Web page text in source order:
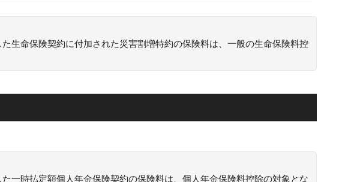
た生命保険契約に付加された災害割増特約の保険料は、一般の生命保険料控
た一時払定額個人年金保険契約の保険料は、個人年金保険料控除の対象とな